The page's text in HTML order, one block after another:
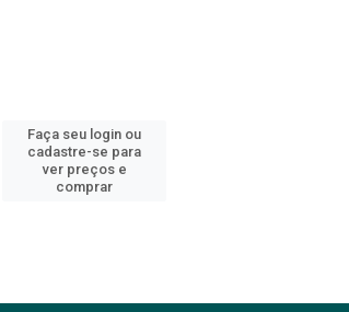
Faça seu login ou
cadastre-se para
ver preços e
comprar